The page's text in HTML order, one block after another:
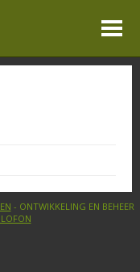
- ONTWIKKELING EN BEHEER